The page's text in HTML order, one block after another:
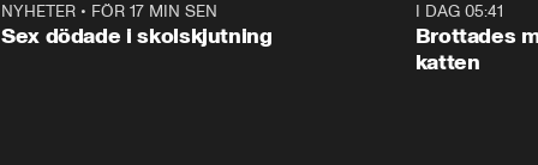
NYHETER • FÖR 17 MIN SEN
Sex dödade i skolskjutning
I DAG 05:41
Brottades
katten